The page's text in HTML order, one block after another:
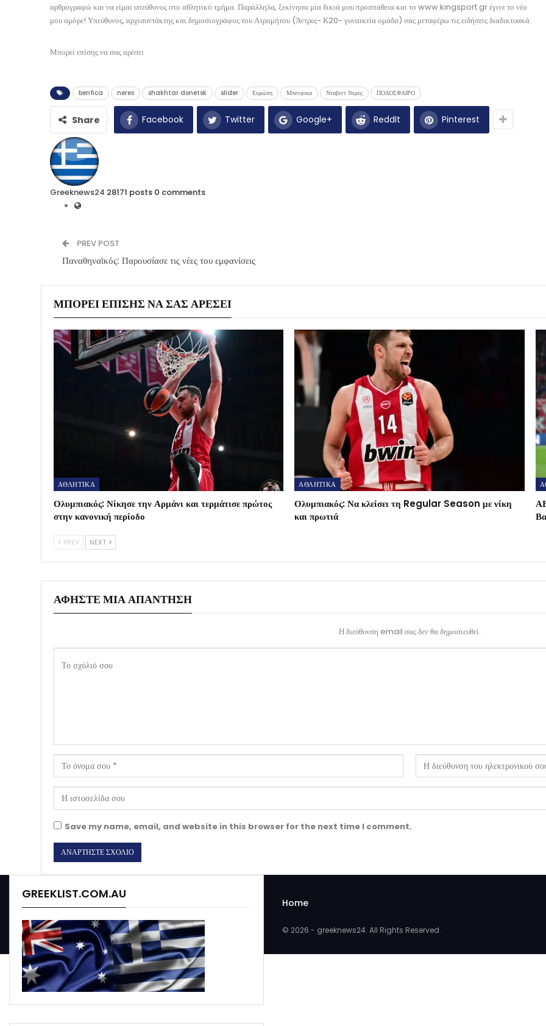
αρθρογραφώ και να είμαι υπεύθυνος στο αθλητικό τμήμα. Παράλληλα, ξεκίνησα μία δικιά μου προσπάθεια και το www.kingsport.gr έγινε το νέο
μου αμόρε! Υπεύθυνος, αρχισυντάκτης και δημοσιογράφος του Ατρομήτου (Άντρες- Κ20- γυναικεία ομάδα) σας μεταφέρω τις ειδήσεις διαδικτυακά.
Μπορεί επίσης να σας αρέσει
benfica neres shakhtar donetsk slider Ευρώπη Μπενφικα Νταβιντ Νερες ΠΟΔΟΣΦΑΙΡΟ
Share Facebook Twitter Google+ ReddIt Pinterest
Greeknews24 28171 posts 0 comments
PREV POST
Παναθηναϊκός: Παρουσίασε τις νέες του εμφανίσεις
ΜΠΟΡΕΊ ΕΠΊΣΗΣ ΝΑ ΣΑΣ ΑΡΈΣΕΙ
ΑΘΛΗΤΙΚΑ
Ολυμπιακός: Νίκησε την Αρμάνι και τερμάτισε πρώτος
στην κανονική περίοδο
ΑΘΛΗΤΙΚΑ
Ολυμπιακός: Να κλείσει τη Regular Season με νίκη
και πρωτιά
PREV NEXT
ΑΦΉΣΤΕ ΜΙΑ ΑΠΆΝΤΗΣΗ
Η διεύθυνση email σας δεν θα δημοσιευθεί.
Save my name, email, and website in this browser for the next time I comment.
GREEKLIST.COM.AU
Home
© 2026 - greeknews24. All Rights Reserved.